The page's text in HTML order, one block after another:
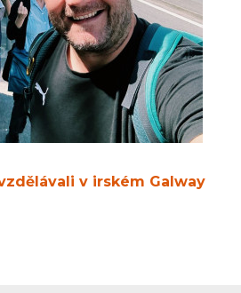
v irském Galway